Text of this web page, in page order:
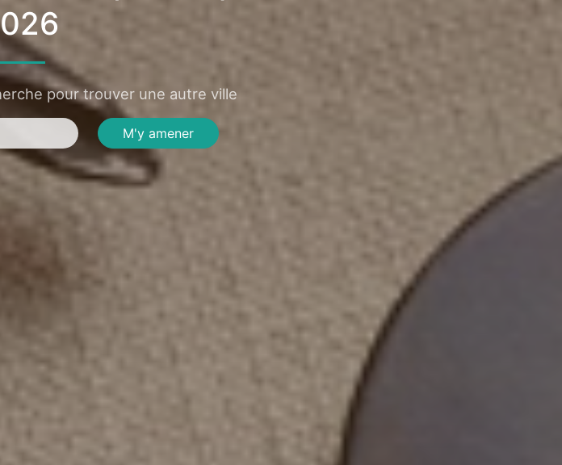
pour trouver une autre ville
M'y amener